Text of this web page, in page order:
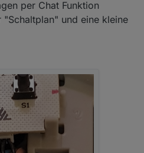
per Chat Funktion
und eine kleine